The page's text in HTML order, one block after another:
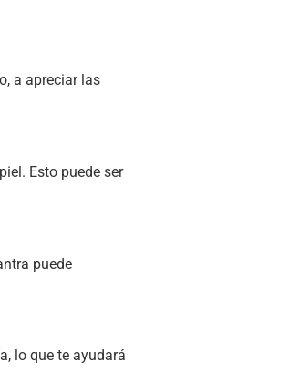
a apreciar las
Esto puede ser
puede
lo que te ayudará